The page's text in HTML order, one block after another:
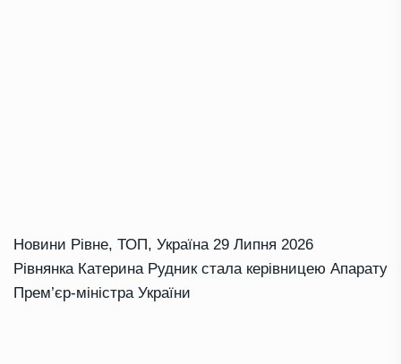
Новини Рівне, ТОП, Україна 29 Липня 2026
Рівнянка Катерина Рудник стала керівницею Апарату
Прем’єр-міністра України